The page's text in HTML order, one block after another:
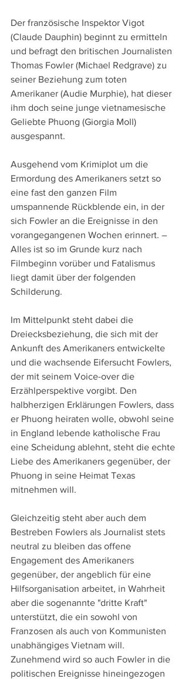
Der französische Inspektor Vigot
(Claude Dauphin) beginnt zu ermitteln
und befragt den britischen Journalisten
Thomas Fowler (Michael Redgrave) zu
seiner Beziehung zum toten
Amerikaner (Audie Murphie), hat dieser
ihm doch seine junge vietnamesische
Geliebte Phuong (Giorgia Moll)
ausgespannt.
Ausgehend vom Krimiplot um die
Ermordung des Amerikaners setzt so
eine fast den ganzen Film
umspannende Rückblende ein, in der
sich Fowler an die Ereignisse in den
vorangegangenen Wochen erinnert. –
Alles ist so im Grunde kurz nach
Filmbeginn vorüber und Fatalismus
liegt damit über der folgenden
Schilderung.
Im Mittelpunkt steht dabei die
Dreiecksbeziehung, die sich mit der
Ankunft des Amerikaners entwickelte
und die wachsende Eifersucht Fowlers,
der mit seinem Voice-over die
Erzählperspektive vorgibt. Den
halbherzigen Erklärungen Fowlers, dass
er Phuong heiraten wolle, obwohl seine
in England lebende katholische Frau
eine Scheidung ablehnt, steht die echte
Liebe des Amerikaners gegenüber, der
Phuong in seine Heimat Texas
mitnehmen will.
Gleichzeitig steht aber auch dem
Bestreben Fowlers als Journalist stets
neutral zu bleiben das offene
Engagement des Amerikaners
gegenüber, der angeblich für eine
Hilfsorganisation arbeitet, in Wahrheit
aber die sogenannte "dritte Kraft"
unterstützt, die ein sowohl von
Franzosen als auch von Kommunisten
unabhängiges Vietnam will.
Zunehmend wird so auch Fowler in die
politischen Ereignisse hineingezogen